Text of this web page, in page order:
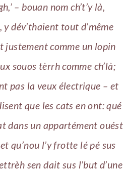
– bouan nom ch’t’y là,
y dév’thaient tout d’même
justement comme un lopin
souos tèrrh comme ch’là;
pas la veux électrique – et
que les cats en ont: qué
dans un appartément ouést
qu’nou l’y frotte lé pé sus
sen dait sus l’but d’une